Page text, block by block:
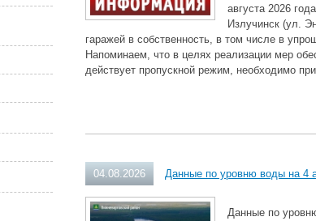
августа 2026
Излучинск (ул.
гаражей в собственность, в том числе в
Напоминаем, что в целях реализации мер
действует пропускной режим, необходимо
04.08.2026 Данные по уровню воды на 4
Данные по